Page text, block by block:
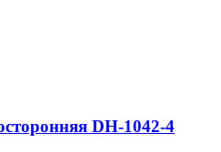
DH-1042-4